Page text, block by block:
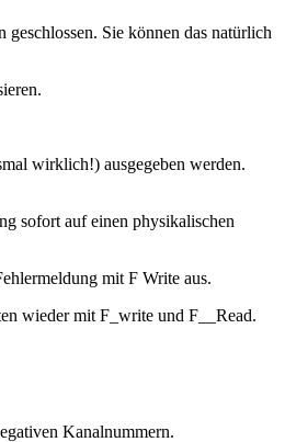
Sie können das natürlich
wirklich!) ausgegeben werden.
sofort auf einen physikalischen
mit F Write aus.
wieder mit F_write und F__Read.
Kanalnummern.